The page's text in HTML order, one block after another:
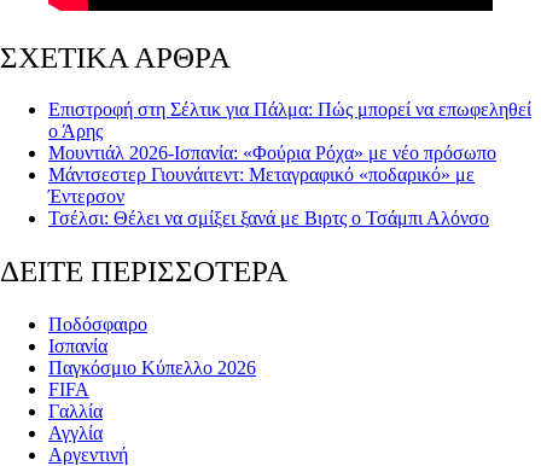
ΣΧΕΤΙΚΑ ΑΡΘΡΑ
Επιστροφή στη Σέλτικ για Πάλμα: Πώς μπορεί να επωφεληθεί
ο Άρης
Μουντιάλ 2026-Ισπανία: «Φούρια Ρόχα» με νέο πρόσωπο
Μάντσεστερ Γιουνάιτεντ: Μεταγραφικό «ποδαρικό» με
Έντερσον
Τσέλσι: Θέλει να σμίξει ξανά με Βιρτς ο Τσάμπι Αλόνσο
ΔΕΙΤΕ ΠΕΡΙΣΣΟΤΕΡΑ
Ποδόσφαιρο
Ισπανία
Παγκόσμιο Κύπελλο 2026
FIFA
Γαλλία
Αγγλία
Αργεντινή